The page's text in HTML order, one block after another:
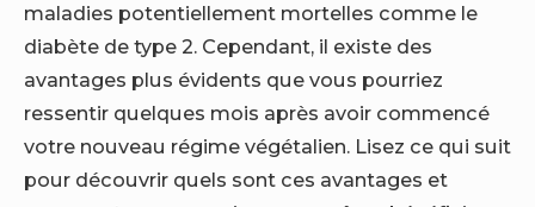
maladies potentiellement mortelles comme le
diabète de type 2. Cependant, il existe des
avantages plus évidents que vous pourriez
ressentir quelques mois après avoir commencé
votre nouveau régime végétalien. Lisez ce qui suit
pour découvrir quels sont ces avantages et